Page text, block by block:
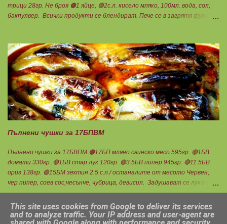
трици 28гр. Не броя 🟠1 яйце, 🟢2с.л. кисело мляко, 100мл. вода, сол,
бакпулвер. Всички продукти се блендират. Пече се в загрятя фурна
Пълнени чушки за 17БПВМ
Пълнени чушки за 17БВПМ 🟠17БП мляно свинско месо 595гр. 🟢1БВ
домати 330гр. 🟢1БВ стар лук 120гр. 🟢3.5БВ пипер 945гр. 🔴11.5БВ
ориз 138гр. 🟢15БМ зехтин 2.5 с.л./ останалите от месото Червен,
чер пипер, соев сос,чесънче, чубрица, девисил. Задушават се лука и
каймата в мазнината с малко вода. Каймата да стане на трохи и да
остане на мазнина. Добавя се червен пипер, разбърква се и се добавя
чаша вода. Готви се на слаб огън докато изври водата. Овкусява се с
This site uses cookies from Google to deliver its services
and to analyze traffic. Your IP address and user-agent are